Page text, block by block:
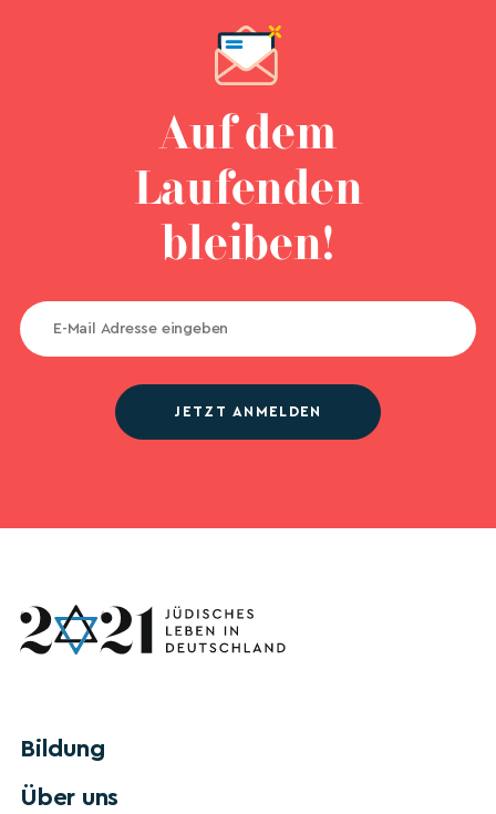
Auf dem
Laufenden
bleiben!
JETZT ANMELDEN
Bildung
Über uns